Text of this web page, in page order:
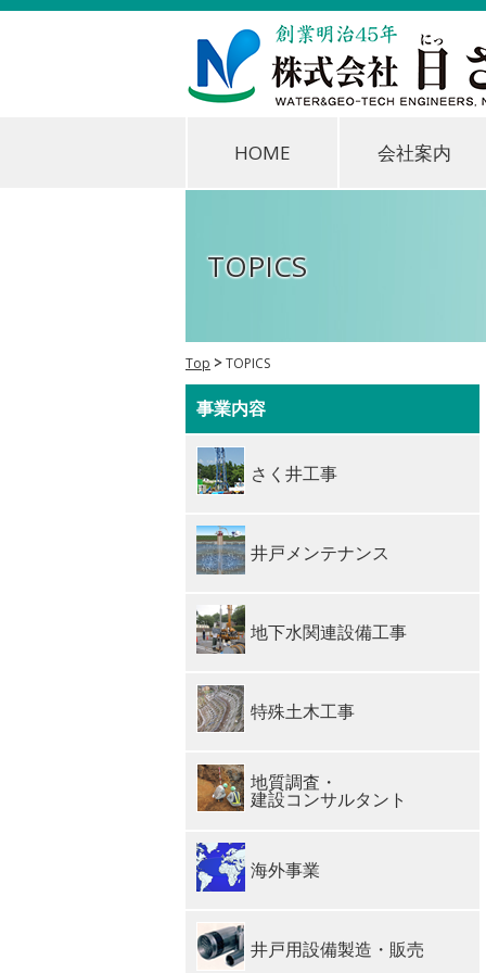
HOME 会社案内
TOPICS
Top TOPICS
事業内容
さく井工事
井戸メンテナンス
地下水関連設備工事
特殊土木工事
地質調査・
建設コンサルタント
海外事業
井戸用設備製造・販売